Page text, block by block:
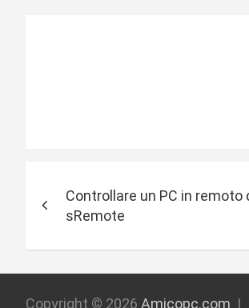
v
i
Controllare un PC in remoto
sRemote
Copyright © 2026 Amicopc.com